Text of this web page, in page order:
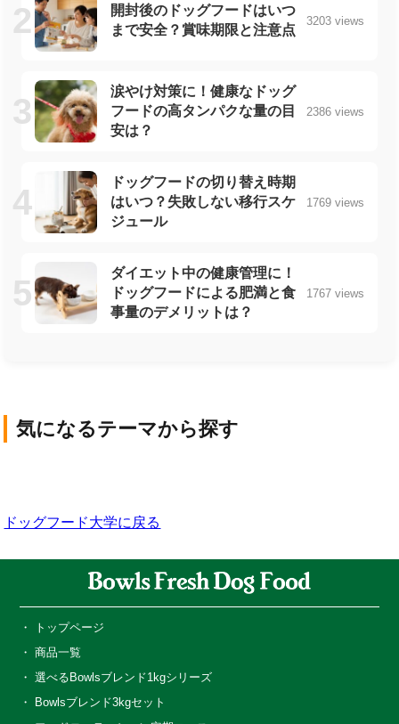
開封後のドッグフードはいつ
まで安全？賞味期限と注意点
3203 views
涙やけ対策に！健康なドッグ
フードの高タンパクな量の目
安は？
2386 views
ドッグフードの切り替え時期
はいつ？失敗しない移行スケ
ジュール
1769 views
ダイエット中の健康管理に！
ドッグフードによる肥満と食
事量のデメリットは？
1767 views
気になるテーマから探す
犬の基礎知識
犬の品種
ドッグフード大学に戻る
トップページ
商品一覧
選べるBowlsブレンド1kgシリーズ
Bowlsブレンド3kgセット